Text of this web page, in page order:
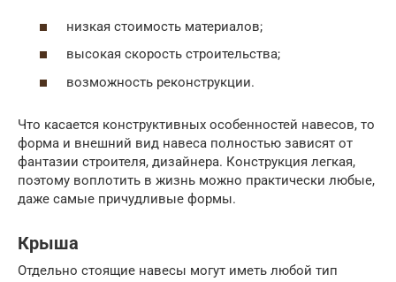
низкая стоимость материалов;
высокая скорость строительства;
возможность реконструкции.
Что касается конструктивных особенностей навесов, то
форма и внешний вид навеса полностью зависят от
фантазии строителя, дизайнера. Конструкция легкая,
поэтому воплотить в жизнь можно практически любые,
даже самые причудливые формы.
Крыша
Отдельно стоящие навесы могут иметь любой тип